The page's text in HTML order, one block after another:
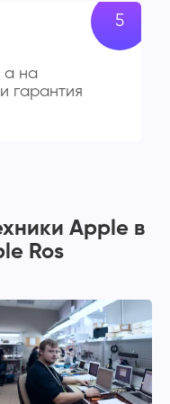
а на
гарантия
Apple в
Ros